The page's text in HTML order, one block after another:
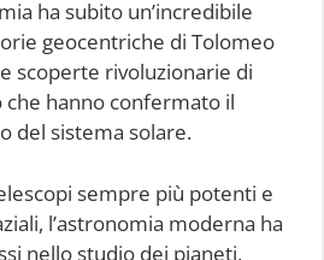
ha subito un’incredibile
geocentriche di Tolomeo
scoperte rivoluzionarie di
che hanno confermato il
del sistema solare.
sempre più potenti e
l’astronomia moderna ha
nello studio dei pianeti,